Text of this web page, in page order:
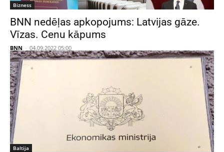
Bizness
BNN nedēļas apkopojums: Latvijas gāze.
Vīzas. Cenu kāpums
BNN - 04.09.2022 05:00
Baltija